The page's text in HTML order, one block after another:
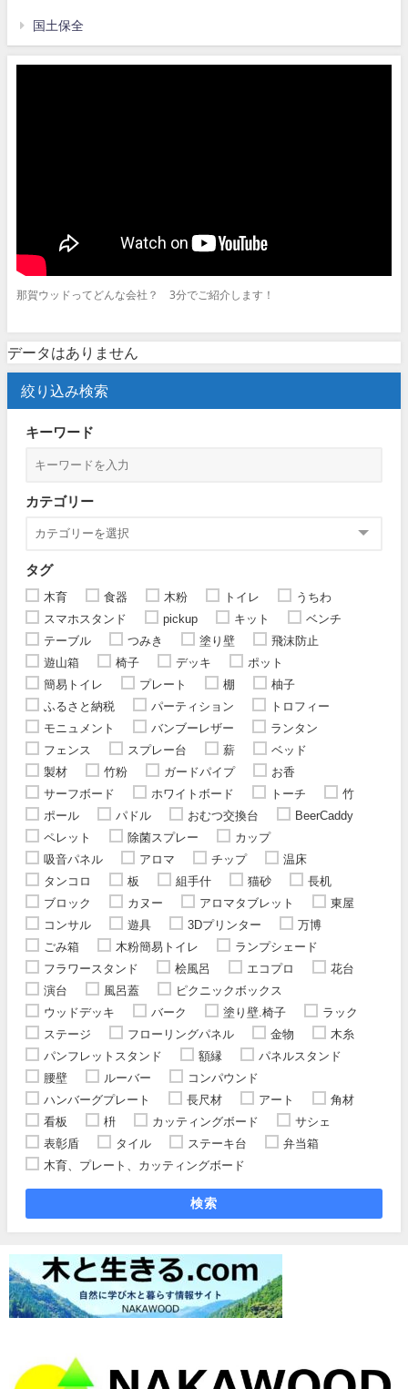
国土保全
那賀ウッドってどんな会社？ 3分でご紹介します！
データはありません
絞り込み検索
キーワード
カテゴリー
タグ
木育 食器 木粉 トイレ
うちわ
スマホスタンド
pickup キット
ベンチ
テーブル
つみき 塗り壁
飛沫防止
遊山箱
椅子 デッキ
ポット
簡易トイレ
プレート 棚
柚子
ふるさと納税
パーティション
トロフィー
モニュメント
バンブーレザー
ランタン
フェンス
スプレー台 薪
ベッド
製材
竹粉 ガードパイプ
お香
サーフボード
ホワイトボード トーチ
竹
ポール
パドル おむつ交換台
BeerCaddy
ペレット
除菌スプレー
カップ
吸音パネル
アロマ チップ
温床
タンコロ
板 組手什 猫砂
長机
ブロック
カヌー アロマタブレット
東屋
コンサル
遊具 3Dプリンター
万博
ごみ箱
木粉簡易トイレ
ランプシェード
フラワースタンド
桧風呂 エコプロ
花台
演台
風呂蓋
ピクニックボックス
ウッドデッキ
バーク 塗り壁.椅子
ラック
ステージ
フローリングパネル 金物
木糸
パンフレットスタンド
額縁
パネルスタンド
腰壁
ルーバー
コンパウンド
ハンバーグプレート
長尺材 アート
角材
看板
枡 カッティングボード
サシェ
表彰盾
タイル ステーキ台
弁当箱
木育、プレート、カッティングボード
検索